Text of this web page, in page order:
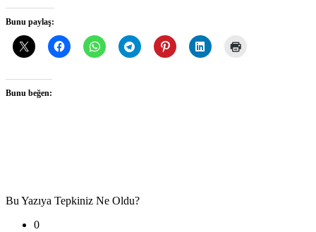
Bunu paylaş:
Bunu beğen:
Bu Yazıya Tepkiniz Ne Oldu?
0